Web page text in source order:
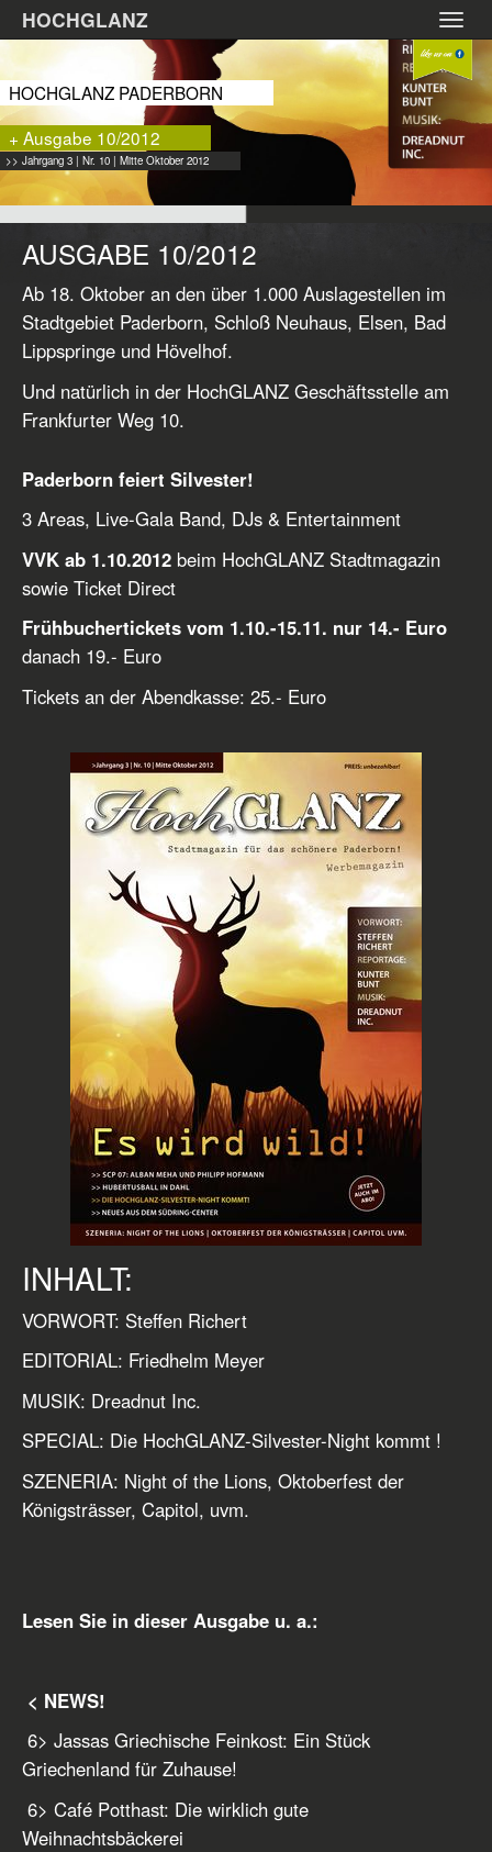
Zum
Hauptinhalt
HOCHGLANZ
HOCHGLANZ PADERBORN
+ Ausgabe 10/2012
>> Jahrgang 3 | Nr. 10 | Mitte Oktober 2012
AUSGABE 10/2012
Ab 18. Oktober an den über 1.000 Auslagestellen im
Stadtgebiet Paderborn, Schloß Neuhaus, Elsen, Bad
Lippspringe und Hövelhof.
Und natürlich in der HochGLANZ Geschäftsstelle am
Frankfurter Weg 10.
Paderborn feiert Silvester!
3 Areas, Live-Gala Band, DJs & Entertainment
VVK ab 1.10.2012 beim HochGLANZ Stadtmagazin
sowie Ticket Direct
Frühbuchertickets vom 1.10.-15.11. nur 14.- Euro
danach 19.- Euro
Tickets an der Abendkasse: 25.- Euro
INHALT:
VORWORT: Steffen Richert
EDITORIAL: Friedhelm Meyer
MUSIK: Dreadnut Inc.
SPECIAL: Die HochGLANZ-Silvester-Night kommt !
SZENERIA: Night of the Lions, Oktoberfest der
Königsträsser, Capitol, uvm.
Lesen Sie in dieser Ausgabe u. a.:
< NEWS!
6> Jassas Griechische Feinkost: Ein Stück
Griechenland für Zuhause!
6> Café Potthast: Die wirklich gute
Weihnachtsbäckerei